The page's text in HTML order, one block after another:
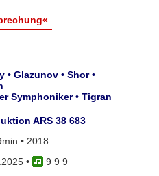
Glazunov • Shor •
Symphoniker • Tigran
ARS 38 683
• 2018
•
9 9 9